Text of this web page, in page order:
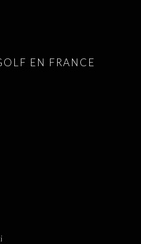
EN FRANCE